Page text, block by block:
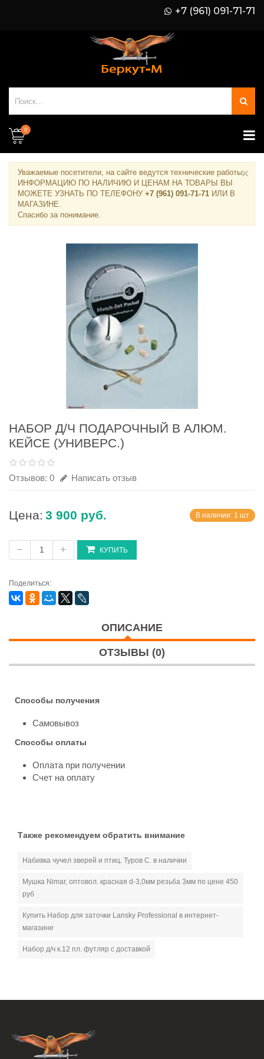
+7 (961) 091-71-71
0
Уважаемые посетители, на сайте ведутся технические работы.
ИНФОРМАЦИЮ ПО НАЛИЧИЮ И ЦЕНАМ НА ТОВАРЫ ВЫ
МОЖЕТЕ УЗНАТЬ ПО ТЕЛЕФОНУ +7 (961) 091-71-71 ИЛИ В
МАГАЗИНЕ.
Спасибо за понимание.
×
НАБОР Д/Ч ПОДАРОЧНЫЙ В АЛЮМ.
КЕЙСЕ (УНИВЕРС.)
Отзывов: 0 Написать отзыв
Цена: 3 900 руб. В наличии: 1 шт
− + КУПИТЬ
Поделиться:
ОПИСАНИЕ
ОТЗЫВЫ (0)
Способы получения
Самовывоз
Способы оплаты
Оплата при получении
Счет на оплату
Также рекомендуем обратить внимание
Набивка чучел зверей и птиц. Туров С. в наличии
Мушка Nimar, оптовол. красная d-3,0мм резьба 3мм по цене 450
руб
Купить Набор для заточки Lansky Professional в интернет-
магазине
Набор д/ч к.12 пл. футляр с доставкой